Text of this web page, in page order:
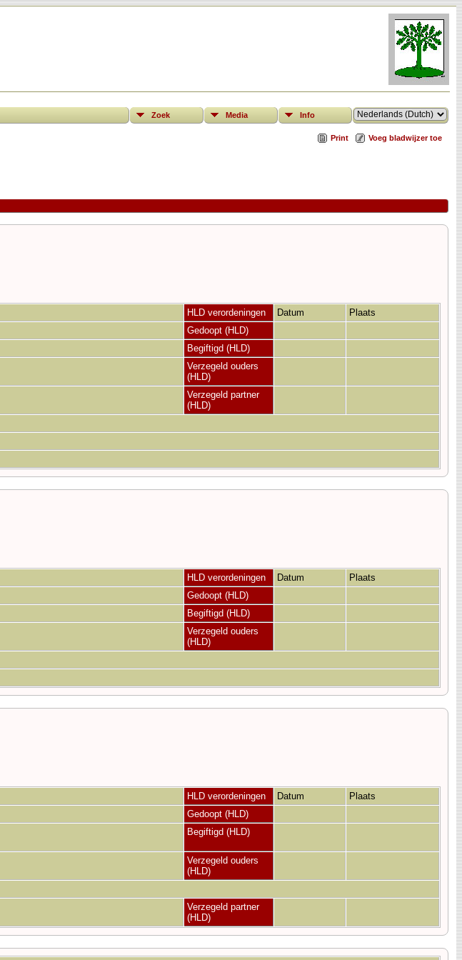
Zoek Media Info
Print Voeg bladwijzer toe
HLD verordeningen Datum
Plaats
Gedoopt (HLD)
Begiftigd (HLD)
Verzegeld ouders
(HLD)
Verzegeld partner
(HLD)
HLD verordeningen Datum
Plaats
Gedoopt (HLD)
Begiftigd (HLD)
Verzegeld ouders
(HLD)
HLD verordeningen Datum
Plaats
Gedoopt (HLD)
Begiftigd (HLD)
Verzegeld ouders
(HLD)
Verzegeld partner
(HLD)